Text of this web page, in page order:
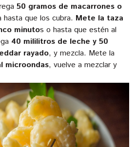
50 gramos de macarrones o
hasta que los cubra. Mete la taza
minutos o hasta que estén al
40 mililitros de leche y 50
rayado, y mezcla. Mete la
microondas, vuelve a mezclar y